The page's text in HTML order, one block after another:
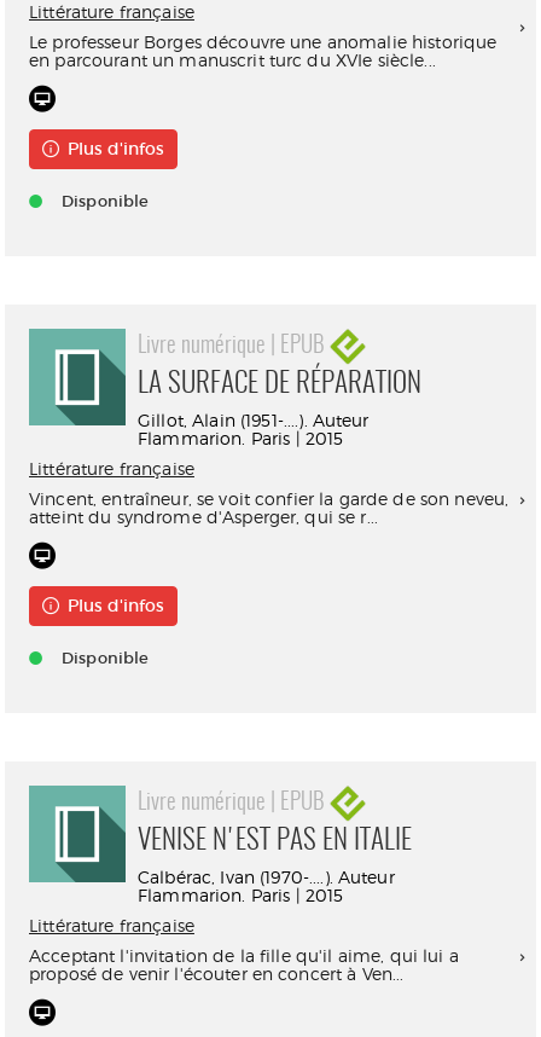
Littérature française
Le professeur Borges découvre une anomalie historique
en parcourant un manuscrit turc du XVIe siècle...
Plus d'infos
Disponible
Livre numérique | EPUB
LA SURFACE DE RÉPARATION
Gillot, Alain (1951-....). Auteur
Flammarion. Paris | 2015
Littérature française
Vincent, entraîneur, se voit confier la garde de son neveu,
atteint du syndrome d'Asperger, qui se r...
Plus d'infos
Disponible
Livre numérique | EPUB
VENISE N'EST PAS EN ITALIE
Calbérac, Ivan (1970-....). Auteur
Flammarion. Paris | 2015
Littérature française
Acceptant l'invitation de la fille qu'il aime, qui lui a
proposé de venir l'écouter en concert à Ven...